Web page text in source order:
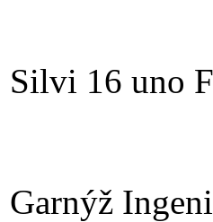
Silvi 16 uno
Garnýž